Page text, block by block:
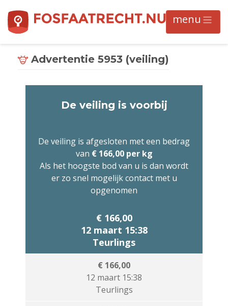
Advertentie 5953 (veiling)
De veiling is voorbij
De veiling is afgesloten met een bedrag
van € 166,00 per kg
Als het hoogste bod van u is dan wordt
er zo snel mogelijk contact met u
opgenomen
€ 166,00
12 maart 15:38
Teurlings
€ 166,00
12 maart 15:38
Teurlings